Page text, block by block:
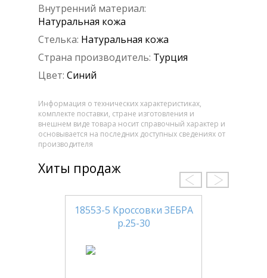
Внутренний материал:
Натуральная кожа
Стелька: Натуральная кожа
Страна производитель: Турция
Цвет: Синий
Информация о технических характеристиках,
комплекте поставки, стране изготовления и
внешнем виде товара носит справочный характер и
основывается на последних доступных сведениях от
производителя
Хиты продаж
18553-5 Кроссовки ЗЕБРА
р.25-30